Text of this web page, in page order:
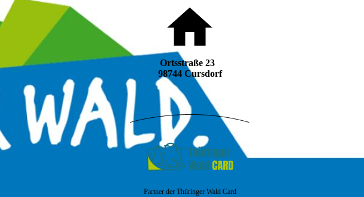
Ortsstraße 23
98744 Cursdorf
Partner der Thüringer Wald Card